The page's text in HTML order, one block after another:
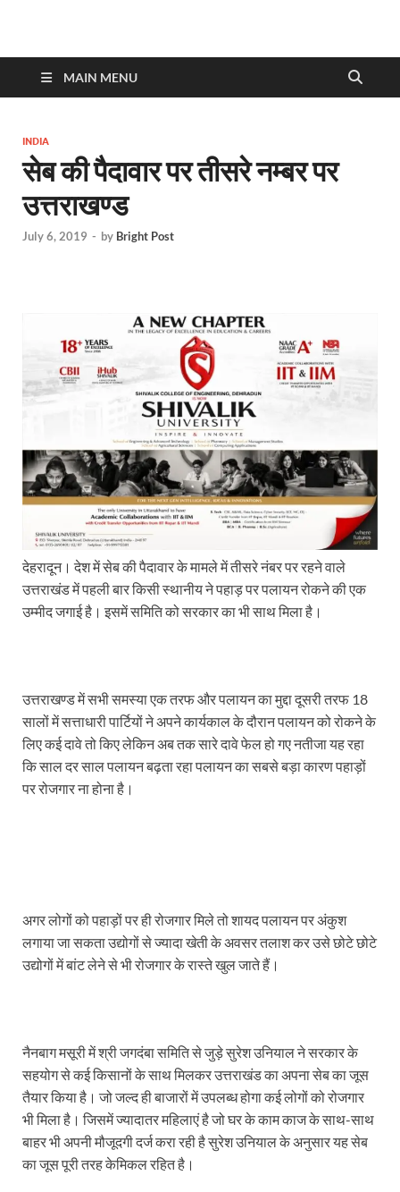
MAIN MENU
INDIA
सेब की पैदावार पर तीसरे नम्बर पर
उत्तराखण्ड
July 6, 2019 - by Bright Post
देहरादून। देश में सेब की पैदावार के मामले में तीसरे नंबर पर रहने वाले
उत्तराखंड में पहली बार किसी स्थानीय ने पहाड़ पर पलायन रोकने की एक
उम्मीद जगाई है। इसमें समिति को सरकार का भी साथ मिला है।
उत्तराखण्ड में सभी समस्या एक तरफ और पलायन का मुद्दा दूसरी तरफ 18
सालों में सत्ताधारी पार्टियों ने अपने कार्यकाल के दौरान पलायन को रोकने के
लिए कई दावे तो किए लेकिन अब तक सारे दावे फेल हो गए नतीजा यह रहा
कि साल दर साल पलायन बढ़ता रहा पलायन का सबसे बड़ा कारण पहाड़ों
पर रोजगार ना होना है।
अगर लोगों को पहाड़ों पर ही रोजगार मिले तो शायद पलायन पर अंकुश
लगाया जा सकता उद्योगों से ज्यादा खेती के अवसर तलाश कर उसे छोटे छोटे
उद्योगों में बांट लेने से भी रोजगार के रास्ते खुल जाते हैं।
नैनबाग मसूरी में श्री जगदंबा समिति से जुड़े सुरेश उनियाल ने सरकार के
सहयोग से कई किसानों के साथ मिलकर उत्तराखंड का अपना सेब का जूस
तैयार किया है। जो जल्द ही बाजारों में उपलब्ध होगा कई लोगों को रोजगार
भी मिला है। जिसमें ज्यादातर महिलाएं है जो घर के काम काज के साथ-साथ
बाहर भी अपनी मौजूदगी दर्ज करा रही है सुरेश उनियाल के अनुसार यह सेब
का जूस पूरी तरह केमिकल रहित है।